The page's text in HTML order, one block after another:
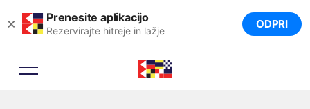
× Prenesite aplikacijo
Rezervirajte hitreje in lažje ODPRI